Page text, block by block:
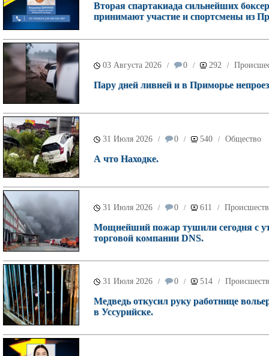
Вторая спартакиада сильнейших
принимают участие и спортсмены из
03 Августа 2026 / 0 / 292 /
Пару дней ливней и в Приморье
31 Июля 2026 / 0 / 540 / Общество
А что Находке.
31 Июля 2026 / 0 / 611 /
Мощнейший пожар тушили сегодня с
торговой компании DNS.
31 Июля 2026 / 0 / 514 /
Медведь откусил руку работнице
в Уссурийске.